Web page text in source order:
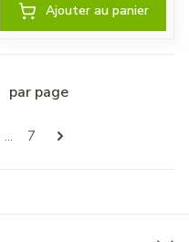
Ajouter au panier
actuellement la page
... Page
7
par page